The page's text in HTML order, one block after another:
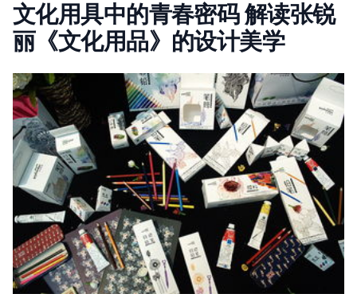
文化用具中的青春密码 解读张锐
丽《文化用品》的设计美学